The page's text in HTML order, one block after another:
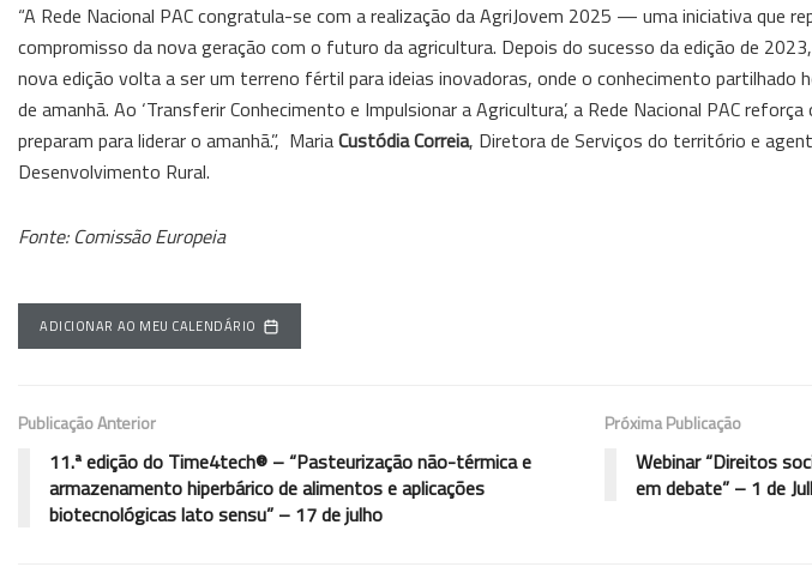
“A Rede Nacional PAC congratula-se com a realização da AgriJovem 2025 — uma iniciativa que
compromisso da nova geração com o futuro da agricultura. Depois do sucesso da edição de
nova edição volta a ser um terreno fértil para ideias inovadoras, onde o conhecimento
de amanhã. Ao ‘Transferir Conhecimento e Impulsionar a Agricultura’, a Rede Nacional PAC
preparam para liderar o amanhã.”, MariaCustódia Correia, Diretora de Serviços do território e
Desenvolvimento Rural.
Fonte: Comissão Europeia
ADICIONAR AO MEU CALENDÁRIO
Publicação Anterior
11.ª edição do Time4tech® – “Pasteurização não-térmica e
armazenamento hiperbárico de alimentos e aplicações
biotecnológicas lato sensu” – 17 de julho
Próxima Publicação
Webinar “Direitos
em debate” – 1 de